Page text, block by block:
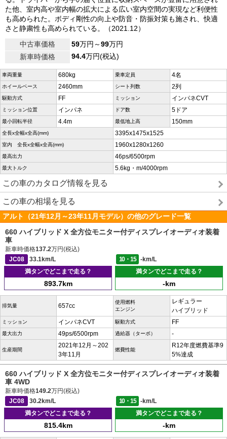
た他、室内高や室内幅の拡大による広い室内空間の実現など利便性
も高められた。ボディ剛性の向上や防音・防振対策も施され、快適
さと静粛性も高められている。（2021.12）
中古車価格
59万円～99万円
新車時価格
94.4万円(税込)
車両重量 680kg 乗車定員 4名
ホイールベース 2460mm シート列数 2列
駆動方式 FF ミッション インパネCVT
ミッション位置 インパネ ドア数 5ドア
最小回転半径 4.4m 最低地上高 150mm
全長x全幅x全高(mm) 3395x1475x1525
室内 全長x全幅x全高(mm) 1960x1280x1260
最高出力 46ps/6500rpm
最大トルク 5.6kg・m/4000rpm
この車のカタログ情報を見る
この車の相場を見る
アルト（21年12月～23年11月モデル）の他のグレード一覧
660 ハイブリッド X 全方位モニター付ディスプレイオーディオ装着
車
新車時価格137.2万円(税込)
JC08
33.1km/L 10・15
-km/L
満タンでどこまで走る？
893.7km
満タンでどこまで走る？
-km
排気量 657cc
使用燃料
エンジン
レギュラー
ハイブリッド
ミッション インパネCVT 駆動方式 FF
最大出力 49ps/6500rpm 過給器（ターボ） -
生産期間
2021年12月～202
3年11月
燃費性能
R12年度燃費基準9
5%達成
660 ハイブリッド X 全方位モニター付ディスプレイオーディオ装着
車 4WD
新車時価格149.2万円(税込)
JC08
30.2km/L 10・15
-km/L
満タンでどこまで走る？
815.4km
満タンでどこまで走る？
-km